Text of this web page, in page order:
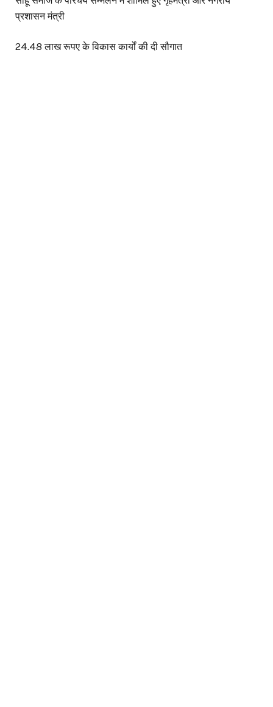
प्रशासन मंत्री
24.48 लाख रूपए के विकास कार्यों की दी सौगात